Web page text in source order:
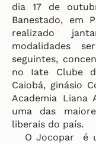
dia 17 de
Banestado, em
realizado
modalidades
seguintes,
no Iate Clube
Caiobá, ginásio
Academia Liana
uma das
liberais do país.
O Jocopar é